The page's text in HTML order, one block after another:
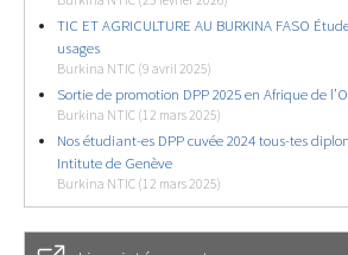
TIC ET AGRICULTURE AU BURKINA FASO
usages
Burkina NTIC (9 avril 2025)
Sortie de promotion DPP 2025 en Afrique de
Burkina NTIC (12 mars 2025)
Nos étudiant-es DPP cuvée 2024 tous-tes
Intitute de Genève
Burkina NTIC (12 mars 2025)